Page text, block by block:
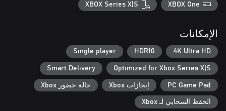
XBOX One
XBOX Series X|S
الإمكانات
4K Ultra HD
HDR10
Single player
Optimized for Xbox Series X|S
Smart Delivery
PC Game Pad إنجازات Xbox حالة حضور Xbox
الحفظ السحابي لـ Xbox